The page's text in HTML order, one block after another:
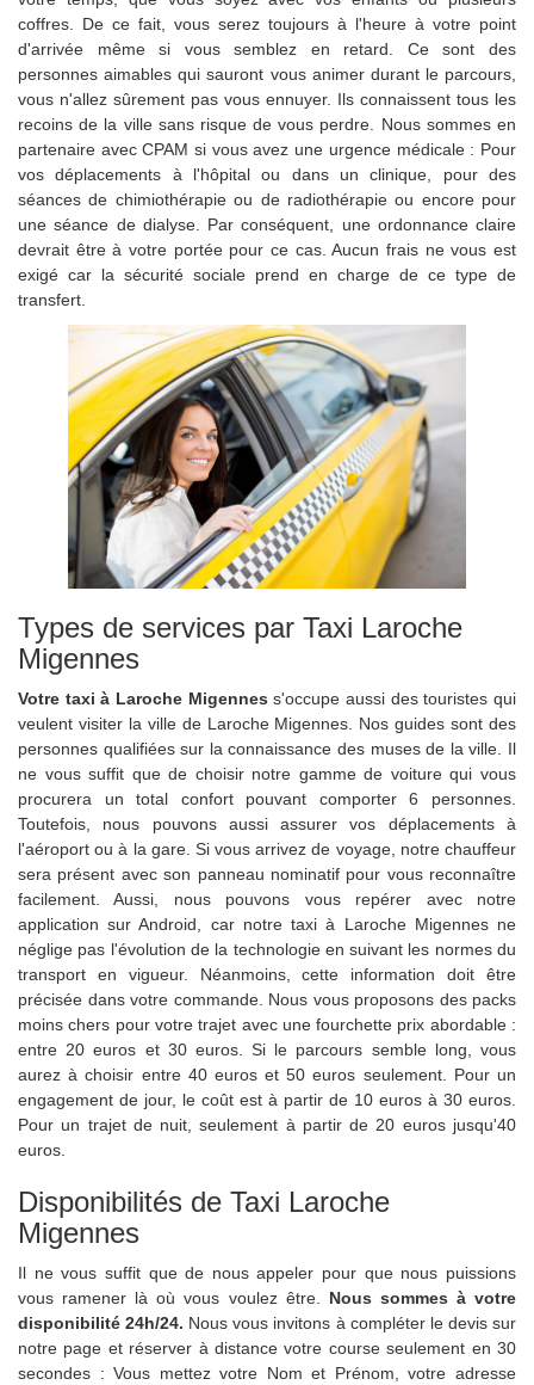
coffres. De ce fait, vous serez toujours à l'heure à votre point
d'arrivée même si vous semblez en retard. Ce sont des
personnes aimables qui sauront vous animer durant le parcours,
vous n'allez sûrement pas vous ennuyer. Ils connaissent tous les
recoins de la ville sans risque de vous perdre. Nous sommes en
partenaire avec CPAM si vous avez une urgence médicale : Pour
vos déplacements à l'hôpital ou dans un clinique, pour des
séances de chimiothérapie ou de radiothérapie ou encore pour
une séance de dialyse. Par conséquent, une ordonnance claire
devrait être à votre portée pour ce cas. Aucun frais ne vous est
exigé car la sécurité sociale prend en charge de ce type de
transfert.
Types de services par Taxi Laroche
Migennes
Votre taxi à Laroche Migennes s'occupe aussi des touristes qui
veulent visiter la ville de Laroche Migennes. Nos guides sont des
personnes qualifiées sur la connaissance des muses de la ville. Il
ne vous suffit que de choisir notre gamme de voiture qui vous
procurera un total confort pouvant comporter 6 personnes.
Toutefois, nous pouvons aussi assurer vos déplacements à
l'aéroport ou à la gare. Si vous arrivez de voyage, notre chauffeur
sera présent avec son panneau nominatif pour vous reconnaître
facilement. Aussi, nous pouvons vous repérer avec notre
application sur Android, car notre taxi à Laroche Migennes ne
néglige pas l'évolution de la technologie en suivant les normes du
transport en vigueur. Néanmoins, cette information doit être
précisée dans votre commande. Nous vous proposons des packs
moins chers pour votre trajet avec une fourchette prix abordable :
entre 20 euros et 30 euros. Si le parcours semble long, vous
aurez à choisir entre 40 euros et 50 euros seulement. Pour un
engagement de jour, le coût est à partir de 10 euros à 30 euros.
Pour un trajet de nuit, seulement à partir de 20 euros jusqu'40
euros.
Disponibilités de Taxi Laroche
Migennes
Il ne vous suffit que de nous appeler pour que nous puissions
vous ramener là où vous voulez être. Nous sommes à votre
disponibilité 24h/24. Nous vous invitons à compléter le devis sur
notre page et réserver à distance votre course seulement en 30
secondes : Vous mettez votre Nom et Prénom, votre adresse